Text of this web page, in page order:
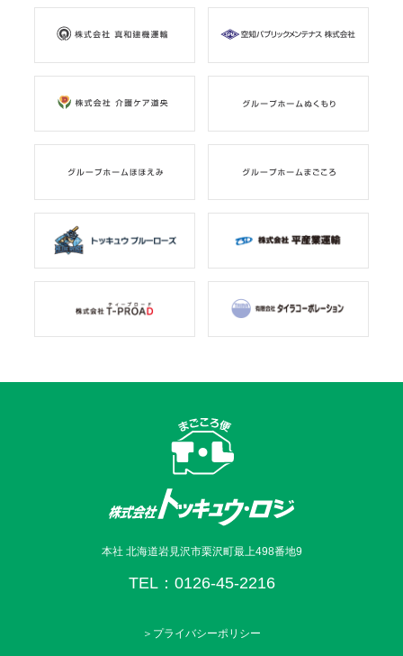
本社 北海道岩見沢市栗沢町最上498番地9
TEL：0126-45-2216
＞プライバシーポリシー